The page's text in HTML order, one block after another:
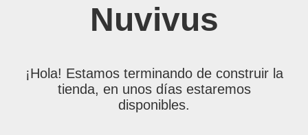
Nuvivus
¡Hola! Estamos terminando de construir la
tienda, en unos días estaremos
disponibles.